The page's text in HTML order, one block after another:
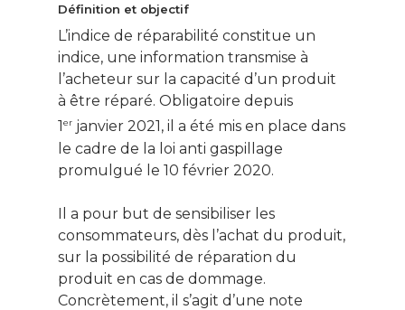
Définition et objectif
L’indice de réparabilité constitue un
indice, une information transmise à
l’acheteur sur la capacité d’un produit
à être réparé. Obligatoire depuis
1 er janvier 2021, il a été mis en place dans
le cadre de la loi anti gaspillage
promulgué le 10 février 2020.
Il a pour but de sensibiliser les
consommateurs, dès l’achat du produit,
sur la possibilité de réparation du
produit en cas de dommage.
Concrètement, il s’agit d’une note